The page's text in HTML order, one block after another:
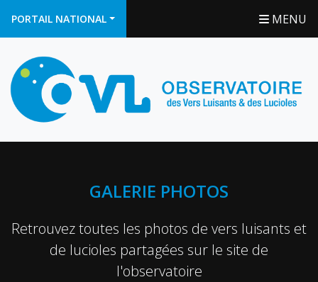
PORTAIL NATIONAL MENU
GALERIE PHOTOS
Retrouvez toutes les photos de vers luisants et
de lucioles partagées sur le site de
l'observatoire